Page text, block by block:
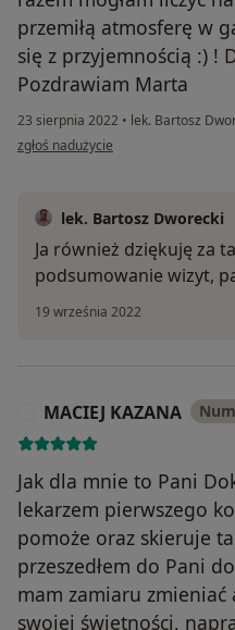
przemiłą atmosferę w
się z przyjemnością :) !
Pozdrawiam Marta
23 sierpnia 2022 • lek. Bartosz
w opinii użytkownika Marta P.
zgłoś nadużycie
lek. Bartosz Dworecki
Ja również dziękuję za
podsumowanie wizyt,
19 września 2022
MACIEJ KAZANA
Jak dla mnie to Pani
lekarzem pierwszego
pomoże oraz skieruje
przeszedłem do Pani
mam zamiaru zmieniać
swojej świetności,